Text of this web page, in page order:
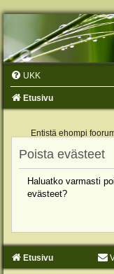
UKK
Etusivu
Entistä ehompi
Poista evästeet
Haluatko varmasti
evästeet?
Etusivu